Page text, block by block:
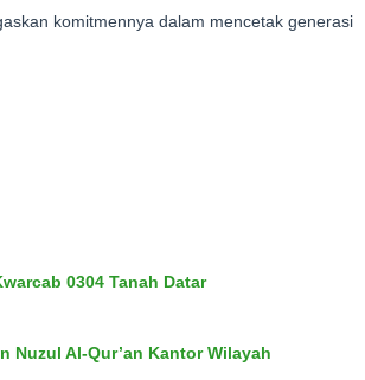
komitmennya dalam mencetak generasi
0304 Tanah Datar
Nuzul Al-Qur’an Kantor Wilayah